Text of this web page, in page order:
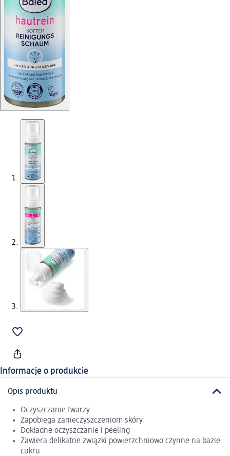
Informacje o produkcie
Opis produktu
Oczyszczanie twarzy
Zapobiega zanieczyszczeniom skóry
Dokładne oczyszczanie i peeling
Zawiera delikatne związki powierzchniowo czynne na bazie
cukru